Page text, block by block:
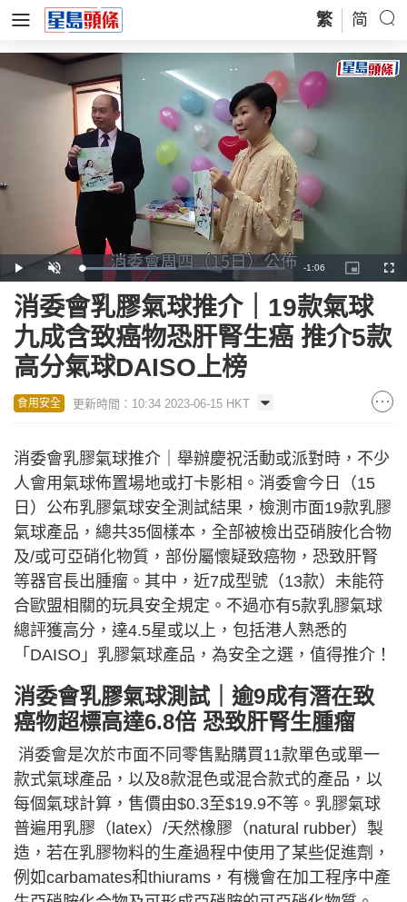
繁 简
Play Unmute Loaded:
46.23%
Remaining
Time
-1:06
Picture-
in-
消委會乳膠氣球推介｜19款氣球
九成含致癌物恐肝腎生癌 推介5款
高分氣球DAISO上榜
食用安全 更新時間：10:34 2023-06-15 HKT
消委會乳膠氣球推介｜舉辦慶祝活動或派對時，不少
人會用氣球佈置場地或打卡影相。消委會今日（15
日）公布乳膠氣球安全測試結果，檢測市面19款乳膠
氣球產品，總共35個樣本，全部被檢出亞硝胺化合物
及/或可亞硝化物質，部份屬懷疑致癌物，恐致肝腎
等器官長出腫瘤。其中，近7成型號（13款）未能符
合歐盟相關的玩具安全規定。不過亦有5款乳膠氣球
總評獲高分，達4.5星或以上，包括港人熟悉的
「DAISO」乳膠氣球產品，為安全之選，值得推介！
消委會乳膠氣球測試｜逾9成有潛在致
癌物超標高達6.8倍 恐致肝腎生腫瘤
消委會是次於市面不同零售點購買11款單色或單一
款式氣球產品，以及8款混色或混合款式的產品，以
每個氣球計算，售價由$0.3至$19.9不等。乳膠氣球
普遍用乳膠（latex）/天然橡膠（natural rubber）製
造，若在乳膠物料的生產過程中使用了某些促進劑，
例如carbamates和thiurams，有機會在加工程序中產